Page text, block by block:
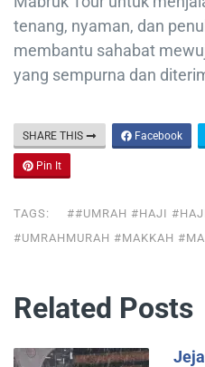
tenang, nyaman, dan
membantu sahabat
yang sempurna dan
SHARE THIS Facebook
Pin It
TAGS:
##UMRAH #HAJI
#UMRAHMURAH #MAKKAH
Related Posts